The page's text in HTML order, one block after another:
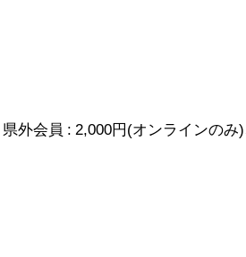
外会員 : 2,000円(オンラインのみ